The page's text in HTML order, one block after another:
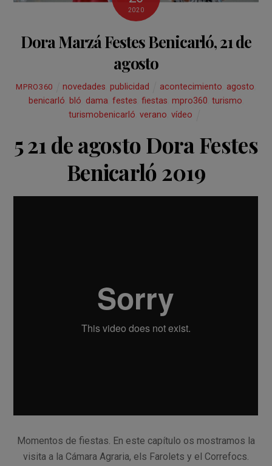
2020
Dora Marzá Festes Benicarló, 21 de
agosto
MPRO360 novedades publicidad acontecimiento agosto
benicarló bló dama festes fiestas mpro360 turismo
turismobenicarló ,verano ,vídeo
5 21 de agosto Dora Festes
Benicarló 2019
Momentos de fiestas. En este capítulo os mostramos la
visita a la Cámara Agraria, els Farolets y el Correfocs.